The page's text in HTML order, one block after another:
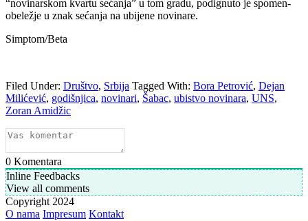
“novinarskom kvartu sećanja” u tom gradu, podignuto je spomen-
obeležje u znak sećanja na ubijene novinare.
Simptom/Beta
Filed Under: Društvo, Srbija Tagged With: Bora Petrović, Dejan
Milićević, godišnjica, novinari, Šabac, ubistvo novinara, UNS,
Zoran Amidžic
0 Komentara
Inline Feedbacks
View all comments
Copyright 2024
O nama Impresum Kontakt